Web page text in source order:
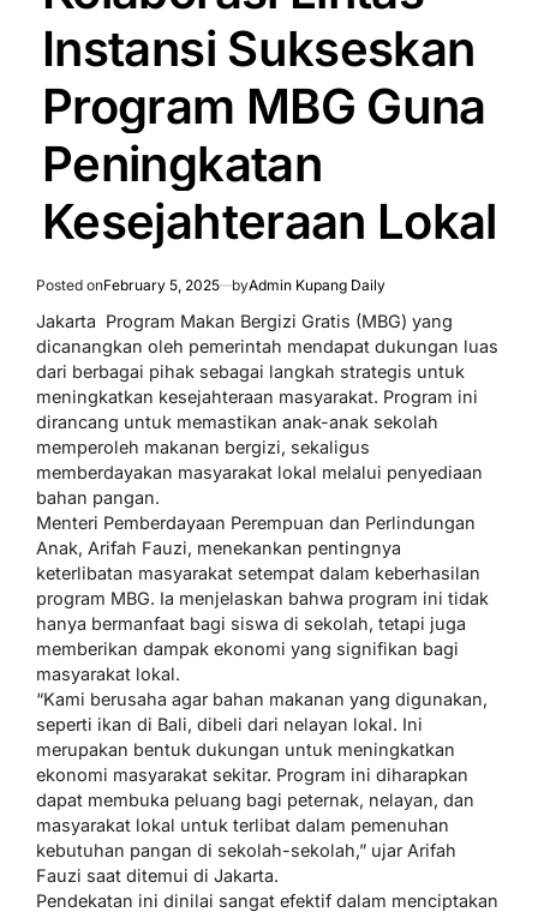
Instansi Sukseskan
Program MBG Guna
Peningkatan
Kesejahteraan Lokal
Posted onFebruary 5, 2025 byAdmin Kupang Daily
Jakarta  Program Makan Bergizi Gratis (MBG) yang
dicanangkan oleh pemerintah mendapat dukungan luas
dari berbagai pihak sebagai langkah strategis untuk
meningkatkan kesejahteraan masyarakat. Program ini
dirancang untuk memastikan anak-anak sekolah
memperoleh makanan bergizi, sekaligus
memberdayakan masyarakat lokal melalui penyediaan
bahan pangan.
Menteri Pemberdayaan Perempuan dan Perlindungan
Anak, Arifah Fauzi, menekankan pentingnya
keterlibatan masyarakat setempat dalam keberhasilan
program MBG. Ia menjelaskan bahwa program ini tidak
hanya bermanfaat bagi siswa di sekolah, tetapi juga
memberikan dampak ekonomi yang signifikan bagi
masyarakat lokal.
“Kami berusaha agar bahan makanan yang digunakan,
seperti ikan di Bali, dibeli dari nelayan lokal. Ini
merupakan bentuk dukungan untuk meningkatkan
ekonomi masyarakat sekitar. Program ini diharapkan
dapat membuka peluang bagi peternak, nelayan, dan
masyarakat lokal untuk terlibat dalam pemenuhan
kebutuhan pangan di sekolah-sekolah,” ujar Arifah
Fauzi saat ditemui di Jakarta.
Pendekatan ini dinilai sangat efektif dalam menciptakan